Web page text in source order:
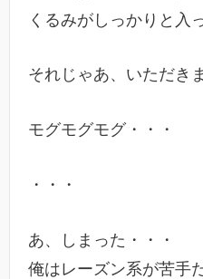
くるみがしっかりと入
それじゃあ、いただき
モグモグモグ・・・
・・・
あ、しまった・・・
俺はレーズン系が苦手